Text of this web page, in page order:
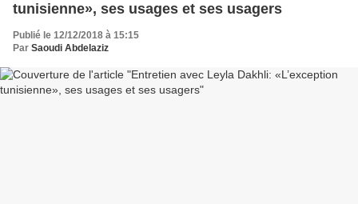
tunisienne», ses usages et ses usagers
Publié le 12/12/2018 à 15:15
Par Saoudi Abdelaziz